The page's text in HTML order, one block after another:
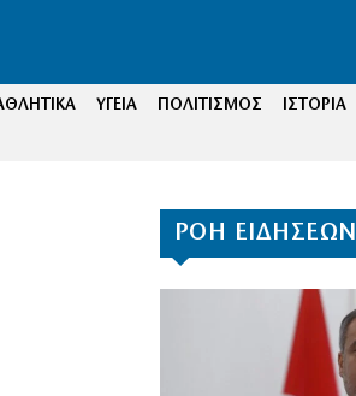
ΥΓΕΙΑ ΠΟΛΙΤΙΣΜΟΣ ΙΣΤΟΡΙΑ
ΡΟΗ ΕΙΔΗΣΕΩΝ